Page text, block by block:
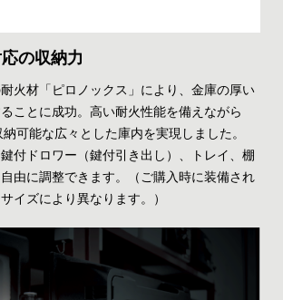
の収納力
火材「ピロノックス」により、金庫の厚い
ことに成功。高い耐火性能を備えながら
可能な広々とした庫内を実現しました。
付ドロワー（鍵付引き出し）、トレイ、棚
由に調整できます。（ご購入時に装備され
イズにより異なります。）